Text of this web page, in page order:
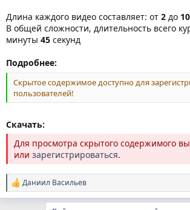
Длина каждого видео составляет: от 2 до 10
В общей сложности, длительность всего
минуты 45 секунд
Подробнее:
Скрытое содержимое доступно для
пользователей!
Скачать:
Для просмотра скрытого содержимого
или зарегистрироваться.
Р
е
Даниил Васильев